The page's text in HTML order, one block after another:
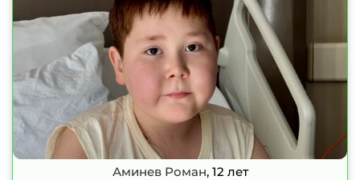
Аминев Роман, 12 лет